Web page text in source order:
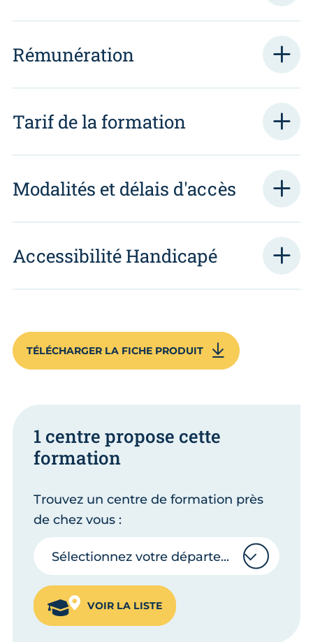
Rémunération
Tarif de la formation
Modalités et délais d'accès
Accessibilité Handicapé
TÉLÉCHARGER LA FICHE PRODUIT
1 centre propose cette
formation
Trouvez un centre de formation près
de chez vous :
Sélectionnez votre département
Sélectionnez votre département
VOIR LA LISTE